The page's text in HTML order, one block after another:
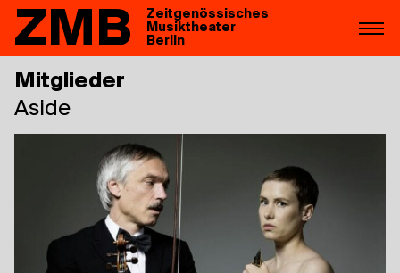
ZMB
Zeitgenössisches
Musiktheater
Berlin
Mitglieder
Asi­de